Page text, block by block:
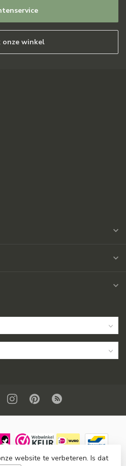
onze winkel
- Powered byLightspeed-
website te verbeteren. Is dat